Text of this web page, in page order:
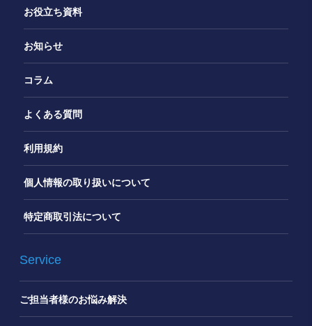
お役立ち資料
お知らせ
コラム
よくある質問
利用規約
個人情報の取り扱いについて
特定商取引法について
Service
ご担当者様のお悩み解決